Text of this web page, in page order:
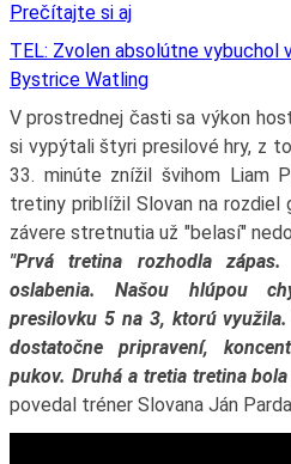
Prečítajte si aj
TEL: Zvolen absolútne vybuchol
Bystrice Watling
V prostrednej časti sa výkon
si vypýtali štyri presilové hry, z
33. minúte znížil švihom Liam
tretiny priblížil Slovan na rozdiel
závere stretnutia už "belasí"
"Prvá tretina rozhodla
oslabenia. Našou hlúpou
presilovku 5 na 3, ktorú
dostatočne pripravení,
pukov. Druhá a tretia tretina
povedal tréner Slovana Ján